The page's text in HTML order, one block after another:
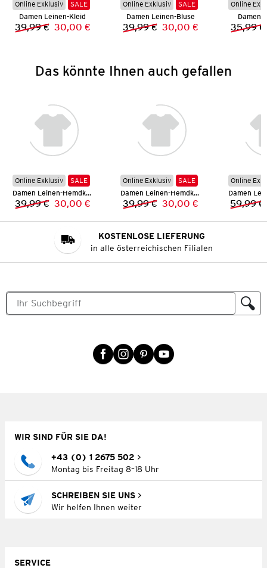
Online Exklusiv
SALE
Damen Leinen-Kleid
Vorheriger Preis:
39,99 € Neuer Preis:
30,00 €
Online Exklusiv
SALE
Damen Leinen-Bluse
Vorheriger Preis:
39,99 € Neuer Preis:
30,00 €
Online
Damen
35,99 €
Das könnte Ihnen auch gefallen
Online Exklusiv
SALE
Damen Leinen-Hemdkleid
Vorheriger Preis:
39,99 € Neuer Preis:
30,00 €
Online Exklusiv
SALE
Damen Leinen-Hemdkleid
Vorheriger Preis:
39,99 € Neuer Preis:
30,00 €
Online
59,99 €
KOSTENLOSE LIEFERUNG
in alle österreichischen Filialen
WIR SIND FÜR SIE DA!
+43 (0) 1 2675 502
Montag bis Freitag 8–18 Uhr
SCHREIBEN SIE UNS
Wir helfen Ihnen weiter
SERVICE